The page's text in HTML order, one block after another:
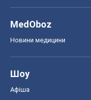
MedOboz
Новини медицини
Шоу
Афіша